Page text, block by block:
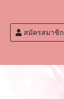
สมัครสมาชิก